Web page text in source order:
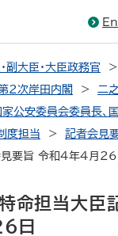
副大臣・大臣政務官
2次岸田内閣
二
家公安委員会委員長、
度担当
記者会見
見要旨 令和4年4月26
命担当大臣
日